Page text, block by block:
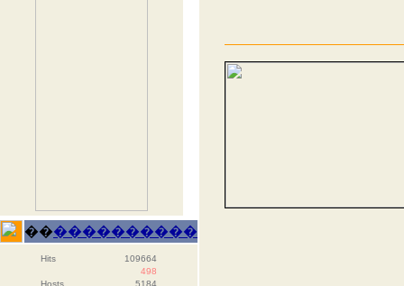
������������
Hits
109664
498
Hosts
5184